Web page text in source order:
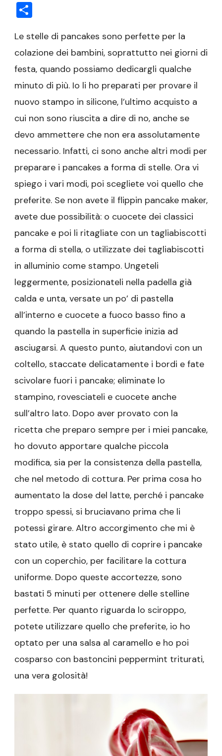
Le stelle di pancakes sono perfette per la
colazione dei bambini, soprattutto nei giorni di
festa, quando possiamo dedicargli qualche
minuto di più. Io li ho preparati per provare il
nuovo stampo in silicone, l’ultimo acquisto a
cui non sono riuscita a dire di no, anche se
devo ammettere che non era assolutamente
necessario. Infatti, ci sono anche altri modi per
preparare i pancakes a forma di stelle. Ora vi
spiego i vari modi, poi scegliete voi quello che
preferite. Se non avete il flippin pancake maker,
avete due possibilità: o cuocete dei classici
pancake e poi li ritagliate con un tagliabiscotti
a forma di stella, o utilizzate dei tagliabiscotti
in alluminio come stampo. Ungeteli
leggermente, posizionateli nella padella già
calda e unta, versate un po’ di pastella
all’interno e cuocete a fuoco basso fino a
quando la pastella in superficie inizia ad
asciugarsi. A questo punto, aiutandovi con un
coltello, staccate delicatamente i bordi e fate
scivolare fuori i pancake; eliminate lo
stampino, rovesciateli e cuocete anche
sull’altro lato. Dopo aver provato con la
ricetta che preparo sempre per i miei pancake,
ho dovuto apportare qualche piccola
modifica, sia per la consistenza della pastella,
che nel metodo di cottura. Per prima cosa ho
aumentato la dose del latte, perché i pancake
troppo spessi, si bruciavano prima che li
potessi girare. Altro accorgimento che mi è
stato utile, è stato quello di coprire i pancake
con un coperchio, per facilitare la cottura
uniforme. Dopo queste accortezze, sono
bastati 5 minuti per ottenere delle stelline
perfette. Per quanto riguarda lo sciroppo,
potete utilizzare quello che preferite, io ho
optato per una salsa al caramello e ho poi
cosparso con bastoncini peppermint triturati,
una vera golosità!